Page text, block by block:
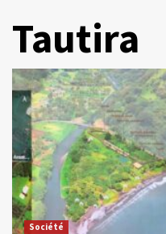
Tautira
Société